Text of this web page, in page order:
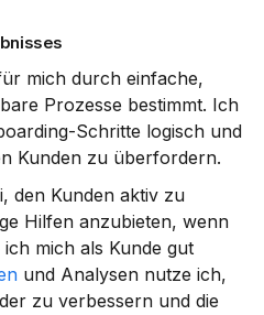
mich durch einfache,
Prozesse bestimmt. Ich
Schritte logisch und
Kunden zu überfordern.
den Kunden aktiv zu
Hilfen anzubieten, wenn
mich als Kunde gut
und Analysen nutze ich,
zu verbessern und die